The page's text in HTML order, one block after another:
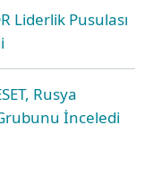
Liderlik Pusulası
Rusya
İnceledi